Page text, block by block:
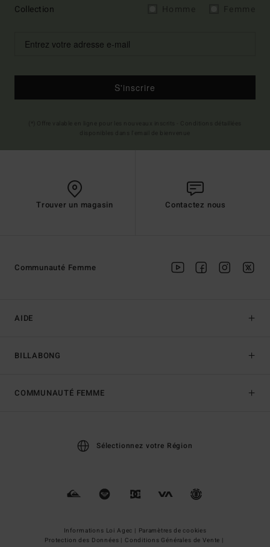
Collection
S'inscrire
Trouver un magasin Contactez nous
AIDE
BILLABONG
Communauté Femme
COMMUNAUTÉ FEMME
Sélectionnez votre Région
Informations Loi Agec | Paramètres de cookies
Protection des Données | Conditions Générales de Vente |